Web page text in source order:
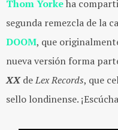
Thom Yorkeha
segunda remezcla de la
DOOM, que
nueva versión forma
XXdeLex Records, que
sello londinense.